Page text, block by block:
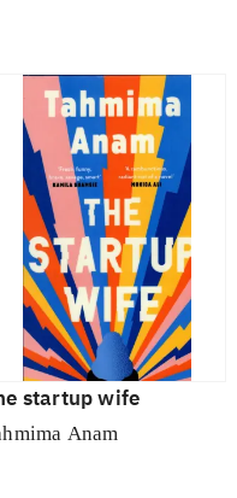
startup wife
Anam